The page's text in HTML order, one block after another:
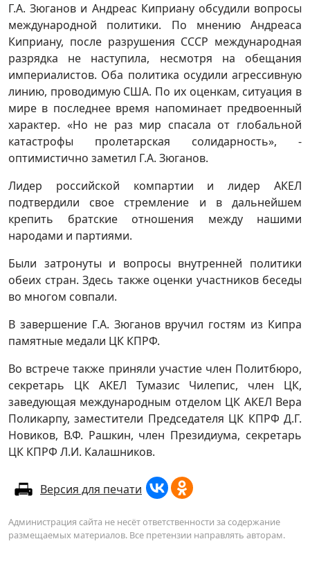
Г.А. Зюганов и Андреас Киприану обсудили вопросы
международной политики. По мнению Андреаса
Киприану, после разрушения СССР международная
разрядка не наступила, несмотря на обещания
империалистов. Оба политика осудили агрессивную
линию, проводимую США. По их оценкам, ситуация в
мире в последнее время напоминает предвоенный
характер. «Но не раз мир спасала от глобальной
катастрофы пролетарская солидарность», -
оптимистично заметил Г.А. Зюганов.
Лидер российской компартии и лидер АКЕЛ
подтвердили свое стремление и в дальнейшем
крепить братские отношения между нашими
народами и партиями.
Были затронуты и вопросы внутренней политики
обеих стран. Здесь также оценки участников беседы
во многом совпали.
В завершение Г.А. Зюганов вручил гостям из Кипра
памятные медали ЦК КПРФ.
Во встрече также приняли участие член Политбюро,
секретарь ЦК АКЕЛ Тумазис Чилепис, член ЦК,
заведующая международным отделом ЦК АКЕЛ Вера
Поликарпу, заместители Председателя ЦК КПРФ Д.Г.
Новиков, В.Ф. Рашкин, член Президиума, секретарь
ЦК КПРФ Л.И. Калашников.
Версия для печати
Администрация сайта не несёт ответственности за содержание
размещаемых материалов. Все претензии направлять авторам.